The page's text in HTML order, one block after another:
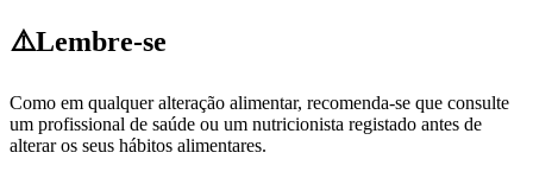
⚠️Lembre-se
Como em qualquer alteração alimentar, recomenda-se que consulte
um profissional de saúde ou um nutricionista registado antes de
alterar os seus hábitos alimentares.